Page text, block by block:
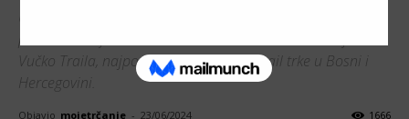
planinama Bjelašnici i Visočici održano osmo izdanje
Vučko Traila, najpopularnije i najveće trail trke u Bosni i
Hercegovini.
Objavio mojetrčanje - 23/06/2024 1666